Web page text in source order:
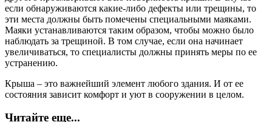
если обнаруживаются какие-либо дефекты или трещины, то
эти места должны быть помечены специальными маяками.
Маяки устанавливаются таким образом, чтобы можно было
наблюдать за трещиной. В том случае, если она начинает
увеличиваться, то специалисты должны принять меры по ее
устранению.
Крыша – это важнейший элемент любого здания. И от ее
состояния зависит комфорт и уют в сооружении в целом.
Читайте еще...